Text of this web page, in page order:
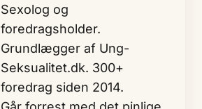
Sexolog og
foredragsholder.
Grundlægger af Ung-
Seksualitet.dk. 300+
foredrag siden 2014.